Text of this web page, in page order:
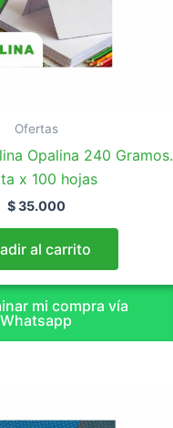
Ofertas
Opalina 240 Gramos.
x 100 hojas
$35.000
al carrito
mi compra vía
Whatsapp